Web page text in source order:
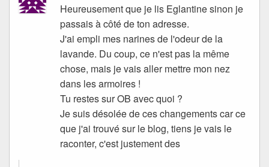
Heureusement que je lis Eglantine sinon je
passais à côté de ton adresse.
J'ai empli mes narines de l'odeur de la
lavande. Du coup, ce n'est pas la même
chose, mais je vais aller mettre mon nez
dans les armoires !
Tu restes sur OB avec quoi ?
Je suis désolée de ces changements car ce
que j'ai trouvé sur le blog, tiens je vais le
raconter, c'est justement des